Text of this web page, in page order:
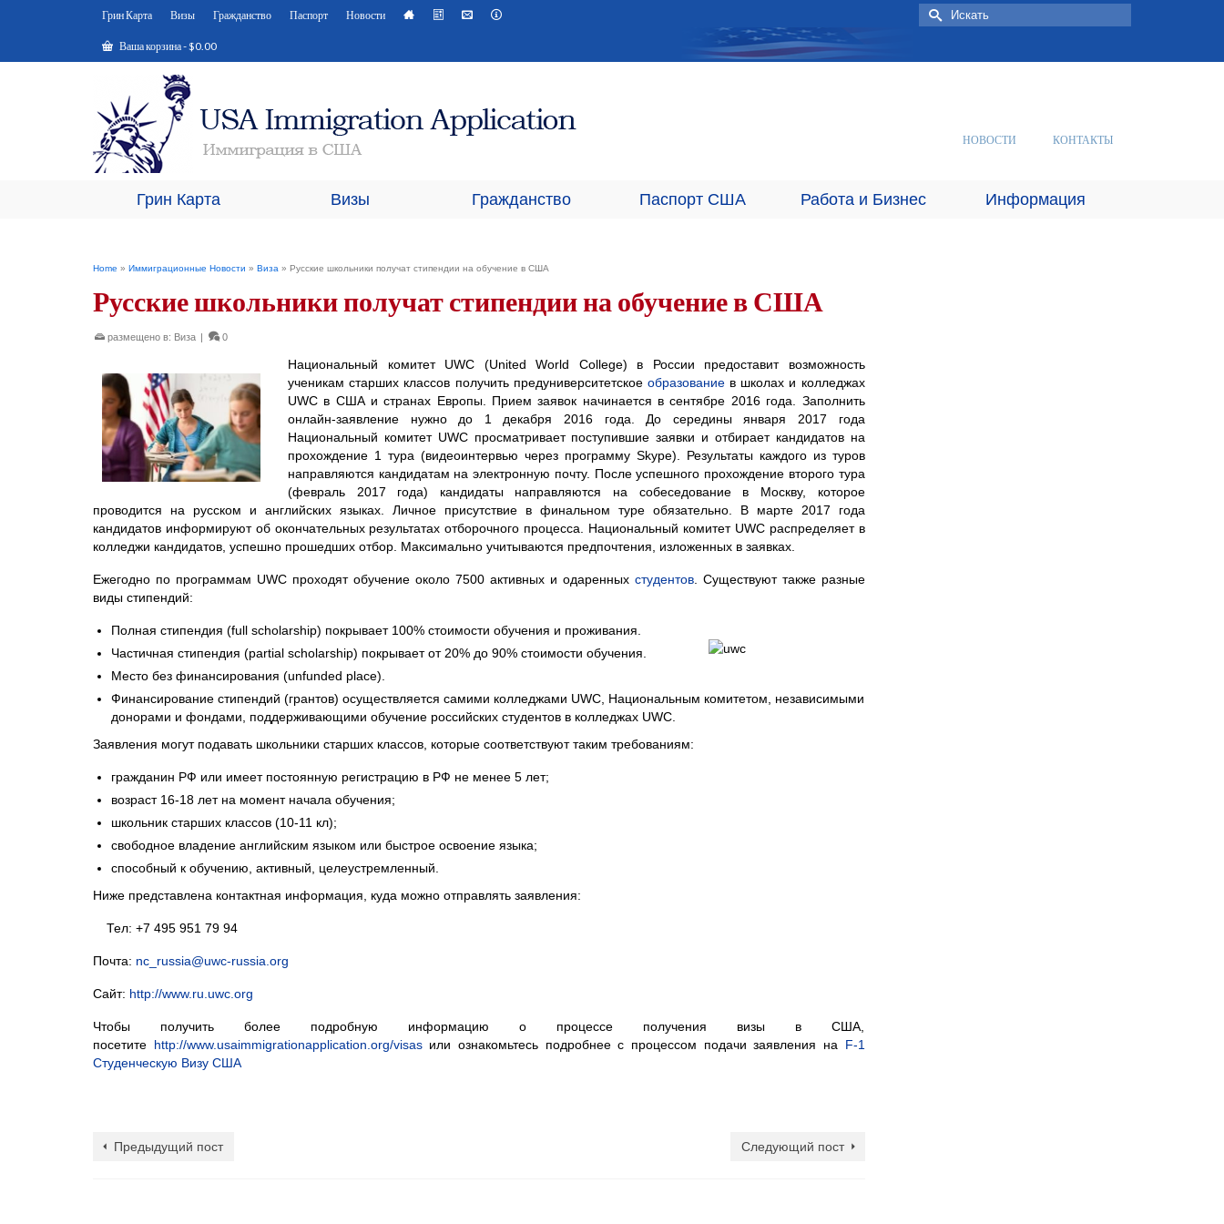
Грин Карта Визы Гражданство Паспорт Новости
Ваша корзина-$0.00
Искать:
НОВОСТИ КОНТАКТЫ
Грин Карта Визы Гражданство Паспорт США Работа и Бизнес Информация
Home » Иммиграционные Новости » Виза » Русские школьники получат стипендии на обучение в США
Русские школьники получат стипендии на обучение в США
размещено в: Виза | 0
Национальный комитет UWC (United World College) в России предоставит возможность
ученикам старших классов получить предуниверситетское образованиев школах и колледжах
UWC в США и странах Европы. Прием заявок начинается в сентябре 2016 года. Заполнить
онлайн-заявление нужно до 1 декабря 2016 года. До середины января 2017 года
Национальный комитет UWC просматривает поступившие заявки и отбирает кандидатов на
прохождение 1 тура (видеоинтервью через программу Skype). Результаты каждого из туров
направляются кандидатам на электронную почту. После успешного прохождение второго тура
(февраль 2017 года) кандидаты направляются на собеседование в Москву, которое
проводится на русском и английских языках. Личное присутствие в финальном туре обязательно. В марте 2017 года
кандидатов информируют об окончательных результатах отборочного процесса. Национальный комитет UWC распределяет в
колледжи кандидатов, успешно прошедших отбор. Максимально учитываются предпочтения, изложенных в заявках.
Ежегодно по программам UWC проходят обучение около 7500 активных и одаренных студентов. Существуют также разные
виды стипендий:
Полная стипендия (full scholarship) покрывает 100% стоимости обучения и проживания.
Частичная стипендия (partial scholarship) покрывает от 20% до 90% стоимости обучения.
Место без финансирования (unfunded place).
Финансирование стипендий (грантов) осуществляется самими колледжами UWC, Национальным комитетом, независимыми
донорами и фондами, поддерживающими обучение российских студентов в колледжах UWC.
Заявления могут подавать школьники старших классов, которые соответствуют таким требованиям:
гражданин РФ или имеет постоянную регистрацию в РФ не менее 5 лет;
возраст 16-18 лет на момент начала обучения;
школьник старших классов (10-11 кл);
свободное владение английским языком или быстрое освоение языка;
способный к обучению, активный, целеустремленный.
Ниже представлена контактная информация, куда можно отправлять заявления:
Тел: +7 495 951 79 94
Почта: nc_russia@uwc-russia.org
Сайт: http://www.ru.uwc.org
Чтобы получить более подробную информацию о процессе получения визы в США,
посетите http://www.usaimmigrationapplication.org/visasили ознакомьтесь подробнее с процессом подачи заявления на F-1
Студенческую Визу США
Предыдущий пост Следующий пост